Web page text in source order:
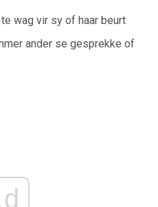
wag vir sy of haar beurt
ander se gesprekke of